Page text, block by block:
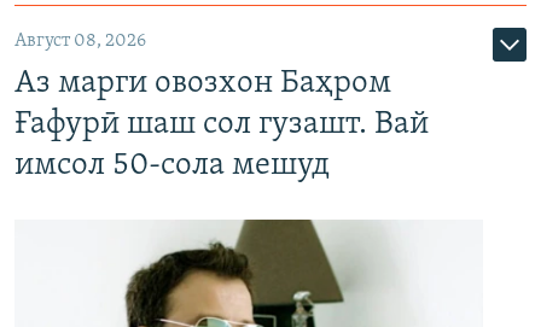
Август 08, 2026
Аз марги овозхон Баҳром
Ғафурӣ шаш сол гузашт. Вай
имсол 50-сола мешуд